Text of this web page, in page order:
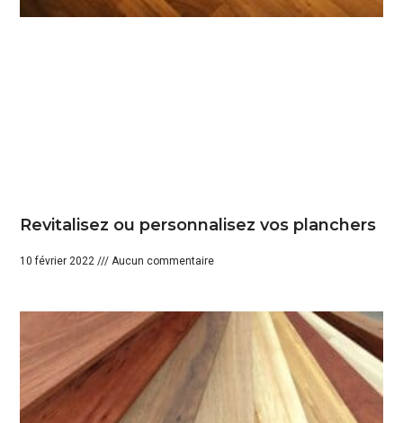
Revitalisez ou personnalisez vos planchers
10 février 2022 Aucun commentaire